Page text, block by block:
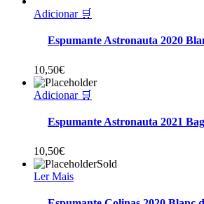
Adicionar 🛒
Espumante Astronauta 2020
10,50€
Adicionar 🛒
Espumante Astronauta 2021
10,50€
Sold
Ler Mais